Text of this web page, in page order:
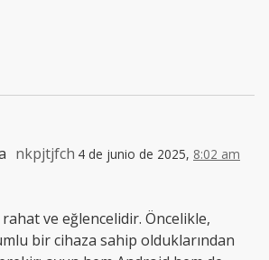
nkpjtjfch 4 de junio de 2025, 8:02 am
ve eğlencelidir. Öncelikle,
bir cihaza sahip olduklarından